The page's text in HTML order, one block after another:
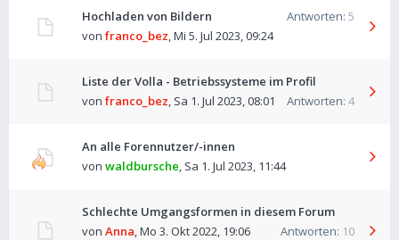
Hochladen von Bildern Antworten: 5
von franco_bez,Mi 5. Jul 2023, 09:24
Liste der Volla - Betriebssysteme im Profil
Antworten: 4
von franco_bez, Sa 1. Jul 2023, 08:01
An alle Forennutzer/-innen
von waldbursche, Sa 1. Jul 2023, 11:44
Schlechte Umgangsformen in diesem Forum
Antworten: 10
von Anna,Mo 3. Okt 2022, 19:06